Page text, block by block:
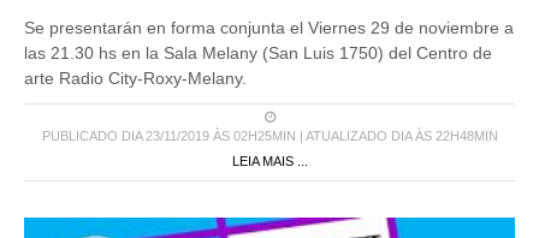
Se presentarán en forma conjunta el Viernes 29 de noviembre a
las 21.30 hs en la Sala Melany (San Luis 1750) del Centro de
arte Radio City-Roxy-Melany.
PUBLICADO DIA 23/11/2019 ÀS 02H25MIN | ATUALIZADO DIA ÀS 22H48MIN
LEIA MAIS ...